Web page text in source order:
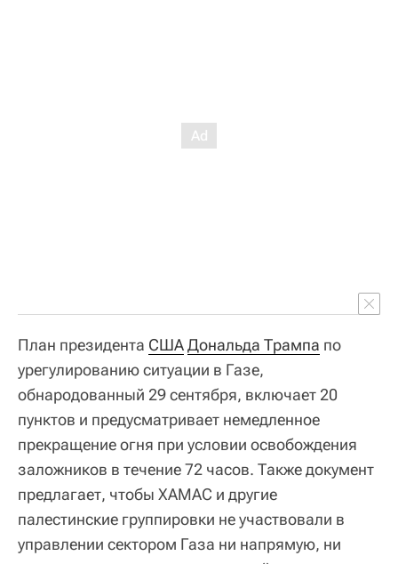
План президента СШАДональда Трампа по
урегулированию ситуации в Газе,
обнародованный 29 сентября, включает 20
пунктов и предусматривает немедленное
прекращение огня при условии освобождения
заложников в течение 72 часов. Также документ
предлагает, чтобы ХАМАС и другие
палестинские группировки не участвовали в
управлении сектором Газа ни напрямую, ни